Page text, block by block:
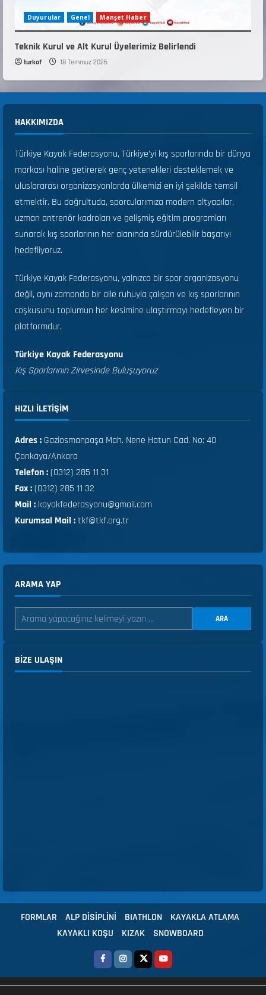
Duyurular Genel Manşet Haber
Teknik Kurul ve Alt Kurul Üyelerimiz Belirlendi
turkaf 18 Temmuz 2026
HAKKIMIZDA
Türkiye Kayak Federasyonu, Türkiye’yi kış sporlarında bir dünya
markası haline getirerek genç yetenekleri desteklemek ve
uluslararası organizasyonlarda ülkemizi en iyi şekilde temsil
etmektir. Bu doğrultuda, sporcularımıza modern altyapılar,
uzman antrenör kadroları ve gelişmiş eğitim programları
sunarak kış sporlarının her alanında sürdürülebilir başarıyı
hedefliyoruz.
Türkiye Kayak Federasyonu, yalnızca bir spor organizasyonu
değil, aynı zamanda bir aile ruhuyla çalışan ve kış sporlarının
coşkusunu toplumun her kesimine ulaştırmayı hedefleyen bir
platformdur.
Türkiye Kayak Federasyonu
Kış Sporlarının Zirvesinde Buluşuyoruz
HIZLI ILETIŞIM
Adres : Gaziosmanpaşa Mah. Nene Hatun Cad. No: 40
Çankaya/Ankara
Telefon :(0312) 285 11 31
Fax :(0312) 285 11 32
Mail : kayakfederasyonu@gmail.com
Kurumsal Mail :tkf@tkf.org.tr
ARAMA YAP
ARA
BIZE ULAŞIN
FORMLAR ALP DİSİPLİNİ BIATHLON
KAYAKLA ATLAMA
KAYAKLI KOŞU
KIZAK SNOWBOARD